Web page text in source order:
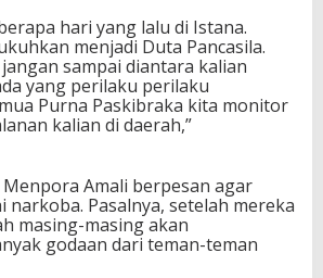
hari yang lalu di Istana.
menjadi Duta Pancasila.
sampai diantara kalian
yang perilaku perilaku
Purna Paskibraka kita monitor
kalian di daerah,”
Menpora Amali berpesan agar
narkoba. Pasalnya, setelah mereka
masing-masing akan
godaan dari teman-teman